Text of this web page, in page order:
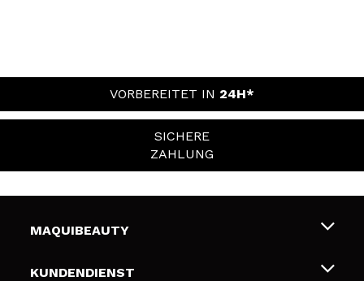
VORBEREITET IN 24H*
SICHERE
ZAHLUNG
MAQUIBEAUTY
Über uns
KUNDENDIENST